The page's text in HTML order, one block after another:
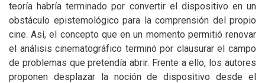
teoría habría terminado por convertir el dispositivo en un
obstáculo epistemológico para la comprensión del propio
cine. Así, el concepto que en un momento permitió renovar
el análisis cinematográfico terminó por clausurar el campo
de problemas que pretendía abrir. Frente a ello, los autores
proponen desplazar la noción de dispositivo desde el